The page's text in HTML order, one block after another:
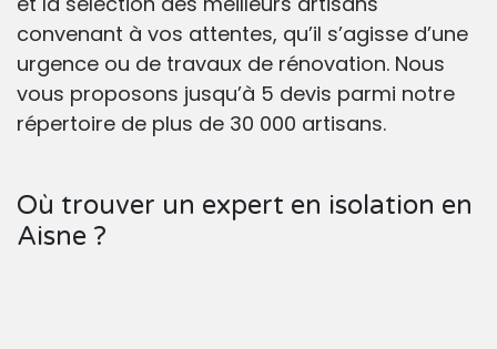
convenant à vos attentes, qu’il s’agisse d’une
urgence ou de travaux de rénovation. Nous
vous proposons jusqu’à 5 devis parmi notre
répertoire de plus de 30 000 artisans.
Où trouver un expert en isolation en
Aisne ?